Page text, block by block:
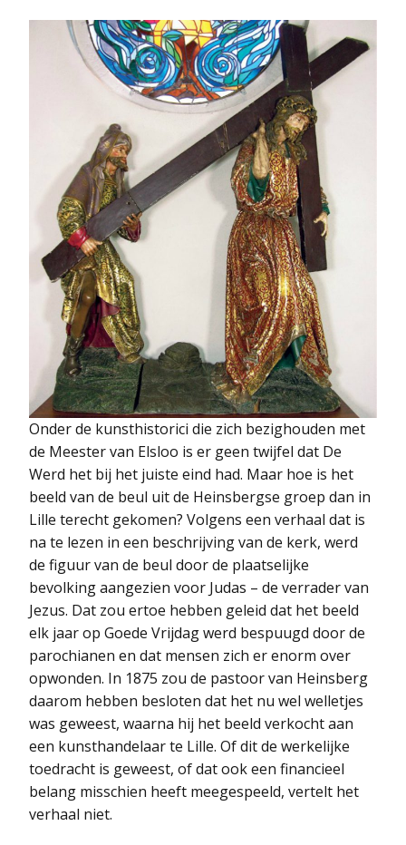
Onder de kunsthistorici die zich bezighouden met
de Meester van Elsloo is er geen twijfel dat De
Werd het bij het juiste eind had. Maar hoe is het
beeld van de beul uit de Heinsbergse groep dan in
Lille terecht gekomen? Volgens een verhaal dat is
na te lezen in een beschrijving van de kerk, werd
de figuur van de beul door de plaatselijke
bevolking aangezien voor Judas – de verrader van
Jezus. Dat zou ertoe hebben geleid dat het beeld
elk jaar op Goede Vrijdag werd bespuugd door de
parochianen en dat mensen zich er enorm over
opwonden. In 1875 zou de pastoor van Heinsberg
daarom hebben besloten dat het nu wel welletjes
was geweest, waarna hij het beeld verkocht aan
een kunsthandelaar te Lille. Of dit de werkelijke
toedracht is geweest, of dat ook een financieel
belang misschien heeft meegespeeld, vertelt het
verhaal niet.